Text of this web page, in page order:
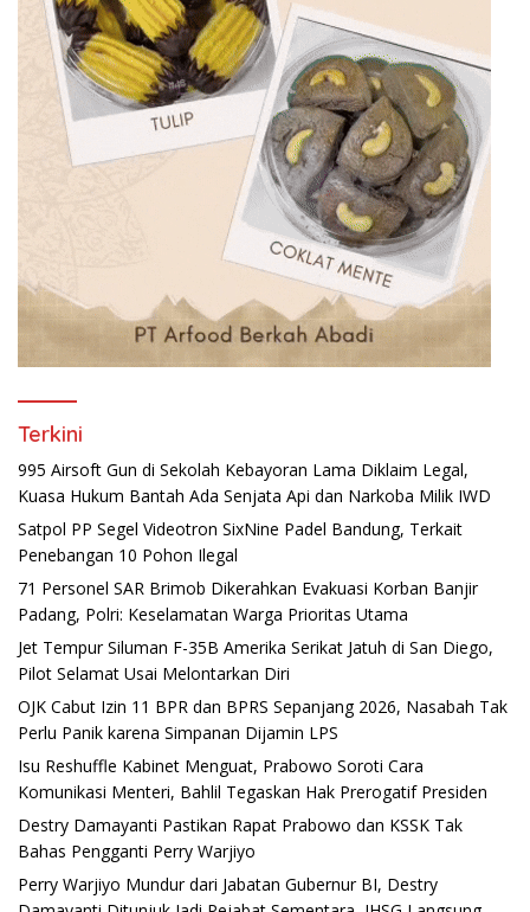
Terkini
995 Airsoft Gun di Sekolah Kebayoran Lama Diklaim Legal,
Kuasa Hukum Bantah Ada Senjata Api dan Narkoba Milik IWD
Satpol PP Segel Videotron SixNine Padel Bandung, Terkait
Penebangan 10 Pohon Ilegal
71 Personel SAR Brimob Dikerahkan Evakuasi Korban Banjir
Padang, Polri: Keselamatan Warga Prioritas Utama
Jet Tempur Siluman F-35B Amerika Serikat Jatuh di San Diego,
Pilot Selamat Usai Melontarkan Diri
OJK Cabut Izin 11 BPR dan BPRS Sepanjang 2026, Nasabah Tak
Perlu Panik karena Simpanan Dijamin LPS
Isu Reshuffle Kabinet Menguat, Prabowo Soroti Cara
Komunikasi Menteri, Bahlil Tegaskan Hak Prerogatif Presiden
Destry Damayanti Pastikan Rapat Prabowo dan KSSK Tak
Bahas Pengganti Perry Warjiyo
Perry Warjiyo Mundur dari Jabatan Gubernur BI, Destry